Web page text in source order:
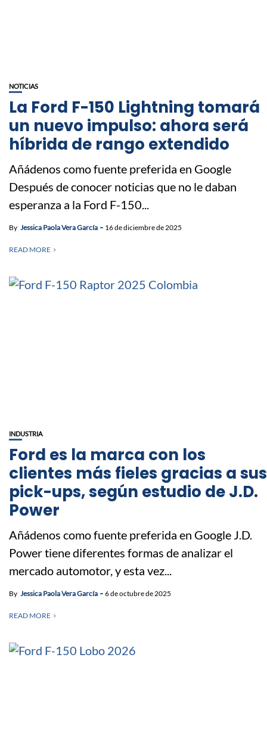
NOTICIAS
La Ford F-150 Lightning tomará
un nuevo impulso: ahora será
híbrida de rango extendido
Añádenos como fuente preferida en Google
Después de conocer noticias que no le daban
esperanza a la Ford F-150...
By Jessica Paola Vera García 16 de diciembre de 2025
READ MORE
INDUSTRIA
Ford es la marca con los
clientes más fieles gracias a sus
pick-ups, según estudio de J.D.
Power
Añádenos como fuente preferida en Google J.D.
Power tiene diferentes formas de analizar el
mercado automotor, y esta vez...
By Jessica Paola Vera García 6 de octubre de 2025
READ MORE